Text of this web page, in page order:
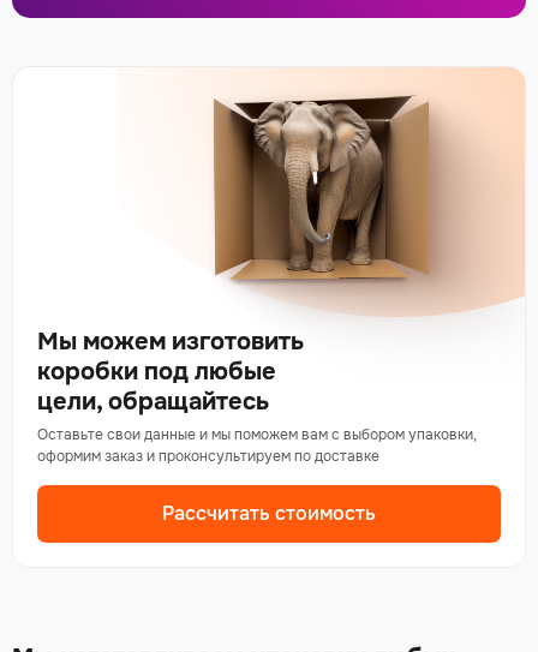
Мы можем изготовить
коробки под любые
цели, обращайтесь
Оставьте свои данные и мы поможем вам с выбором упаковки,
оформим заказ и проконсультируем по доставке
Рассчитать стоимость